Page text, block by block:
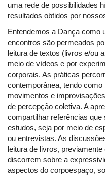
uma rede de possibilidades
resultados obtidos por
Entendemos a Dança como
encontros são permeados
leitura de textos (livros e/ou
meio de vídeos e por
corporais. As práticas
contemporânea, tendo
movimentos e
de percepção coletiva. A
compartilhar referências
estudos, seja por meio de
ou entrevistas. As
leitura de livros,
discorrem sobre a
aspectos do corpoespaço,